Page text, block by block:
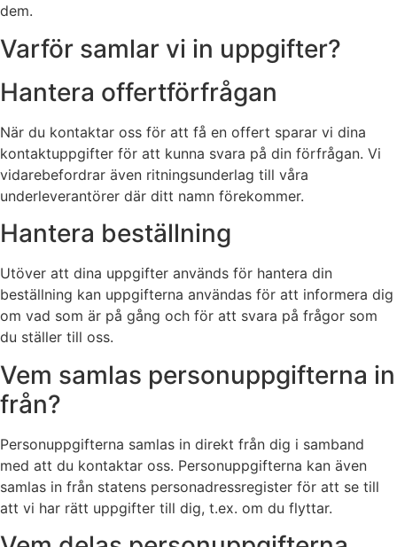
dem.
Varför samlar vi in uppgifter?
Hantera offertförfrågan
När du kontaktar oss för att få en offert sparar vi dina
kontaktuppgifter för att kunna svara på din förfrågan. Vi
vidarebefordrar även ritningsunderlag till våra
underleverantörer där ditt namn förekommer.
Hantera beställning
Utöver att dina uppgifter används för hantera din
beställning kan uppgifterna användas för att informera dig
om vad som är på gång och för att svara på frågor som
du ställer till oss.
Vem samlas personuppgifterna in
från?
Personuppgifterna samlas in direkt från dig i samband
med att du kontaktar oss. Personuppgifterna kan även
samlas in från statens personadressregister för att se till
att vi har rätt uppgifter till dig, t.ex. om du flyttar.